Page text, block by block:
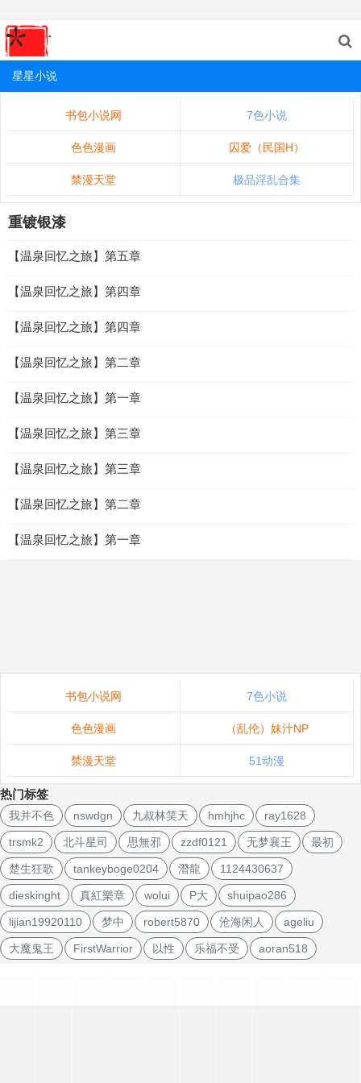
星星小说
书包小说网 7色小说
色色漫画 囚爱（民国H）
禁漫天堂 极品淫乱合集
重镀银漆
【温泉回忆之旅】第五章
【温泉回忆之旅】第四章
【温泉回忆之旅】第四章
【温泉回忆之旅】第二章
【温泉回忆之旅】第一章
【温泉回忆之旅】第三章
【温泉回忆之旅】第三章
【温泉回忆之旅】第二章
【温泉回忆之旅】第一章
书包小说网 7色小说
色色漫画 （乱伦）妹汁NP
禁漫天堂 51动漫
热门标签
我并不色 nswdgn 九叔林笑天 hmhjhc ray1628
trsmk2 北斗星司 思無邪 zzdf0121 无梦襄王 最初
楚生狂歌 tankeyboge0204 潛龍 1124430637
dieskinght 真紅樂章 wolui P大 shuipao286
lijian19920110 梦中 robert5870 沧海闲人 ageliu
大魔鬼王 FirstWarrior 以性 乐福不受 aoran518